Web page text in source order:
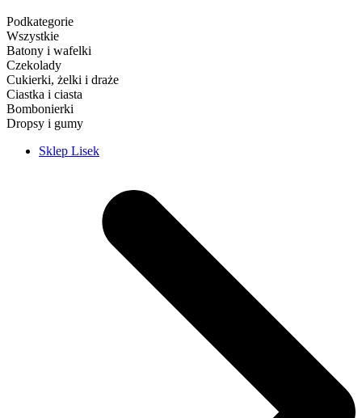
Podkategorie
Wszystkie
Batony i wafelki
Czekolady
Cukierki, żelki i draże
Ciastka i ciasta
Bombonierki
Dropsy i gumy
Sklep Lisek